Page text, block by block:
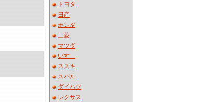
トヨタ
日産
ホンダ
三菱
マツダ
いすゞ
スズキ
スバル
ダイハツ
レクサス